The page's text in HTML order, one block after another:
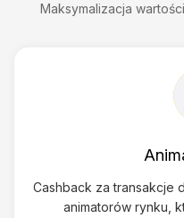
Maksymalizacja
Cashback za transakcje
animatorów rynku,